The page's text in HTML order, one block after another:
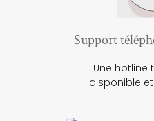
Support
Une hotline
disponible